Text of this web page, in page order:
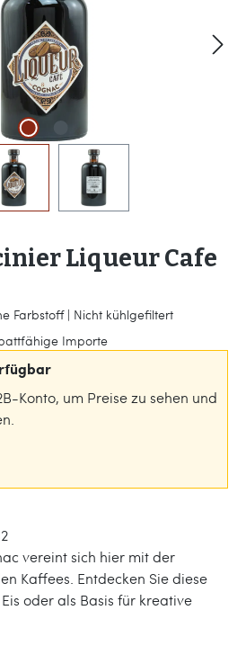
Liqueur Cafe
Farbstoff | Nicht kühlgefiltert
Importe
Konto, um Preise zu sehen und
vereint sich hier mit der
Kaffees. Entdecken Sie diese
oder als Basis für kreative